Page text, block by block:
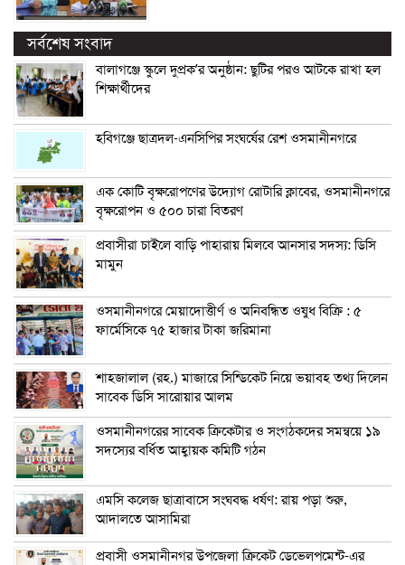
সর্বশেষ সংবাদ
বালাগঞ্জে স্কুলে দুপ্রক’র অনুষ্ঠান: ছুটির পরও আটকে রাখা হল
শিক্ষার্থীদের
হবিগঞ্জে ছাত্রদল-এনসিপির সংঘর্ষের রেশ ওসমানীনগরে
এক কোটি বৃক্ষরোপণের উদ্যোগ রোটারি ক্লাবের, ওসমানীনগরে
বৃক্ষরোপন ও ৫০০ চারা বিতরণ
প্রবাসীরা চাইলে বাড়ি পাহারায় মিলবে আনসার সদস্য: ডিসি
মামুন
ওসমানীনগরে মেয়াদোত্তীর্ণ ও অনিবন্ধিত ওষুধ বিক্রি : ৫
ফার্মেসিকে ৭৫ হাজার টাকা জরিমানা
শাহজালাল (রহ.) মাজারে সিন্ডিকেট নিয়ে ভয়াবহ তথ্য দিলেন
সাবেক ডিসি সারোয়ার আলম
ওসমানীনগরের সাবেক ক্রিকেটার ও সংগঠকদের সমন্বয়ে ১৯
সদস্যের বর্ধিত আহ্বায়ক কমিটি গঠন
এম‌সি কলেজ ছাত্রাবাসে সংঘবদ্ধ ধর্ষণ: রায় পড়া শুরু,
আদালতে আসামিরা
প্রবাসী ওসমানীনগর উপজেলা ক্রিকেট ডেভেলপমেন্ট-এর